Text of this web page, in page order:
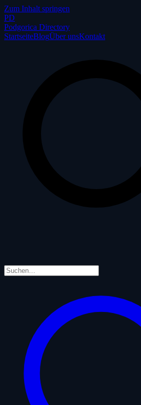
Zum Inhalt springen
PD
Podgorica Directory
StartseiteBlogÜber unsKontakt